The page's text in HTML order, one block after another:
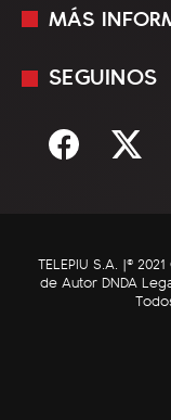
En Vivo
Sociedad
C5N Autos
RatingCero
MÁS
Mediakit
Términos y
SEGUINOS
TELEPIU S.A. |©
de Autor DNDA